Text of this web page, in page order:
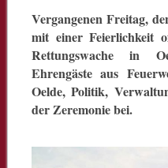
Vergangenen Freitag,
mit einer Feierlichkeit
Rettungswache in
Ehrengäste aus
Oelde, Politik,
der Zeremonie bei.